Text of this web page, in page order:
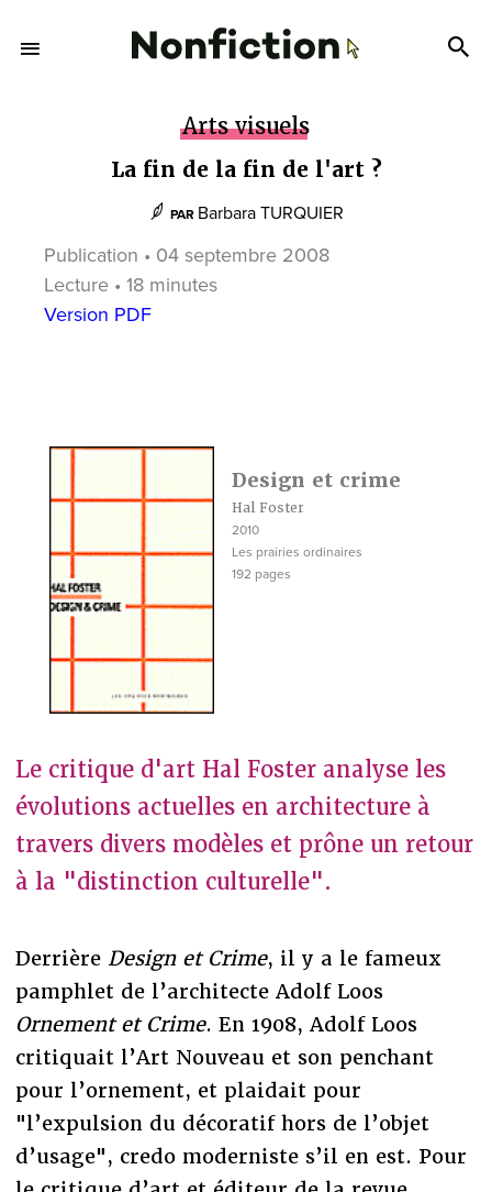
Arts visuels
La fin de la fin de l'art ?
PAR Barbara TURQUIER
Publication • 04 septembre 2008
Lecture • 18 minutes
Version PDF
Design et crime
Hal Foster
2010
Les prairies ordinaires
192 pages
Le critique d'art Hal Foster analyse les
évolutions actuelles en architecture à
travers divers modèles et prône un retour
à la "distinction culturelle".
Derrière Design et Crime, il y a le fameux
pamphlet de l’architecte Adolf Loos
Ornement et Crime. En 1908, Adolf Loos
critiquait l’Art Nouveau et son penchant
pour l’ornement, et plaidait pour
"l’expulsion du décoratif hors de l’objet
d’usage", credo moderniste s’il en est. Pour